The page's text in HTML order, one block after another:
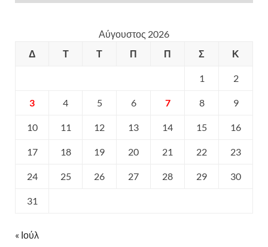
Αύγουστος 2026
Δ
Τ Τ Π Π Σ Κ
1 2
3 4 5 6 7 8 9
10 11 12 13 14 15 16
17 18 19 20 21 22 23
24 25 26 27 28 29 30
31
« Ιούλ